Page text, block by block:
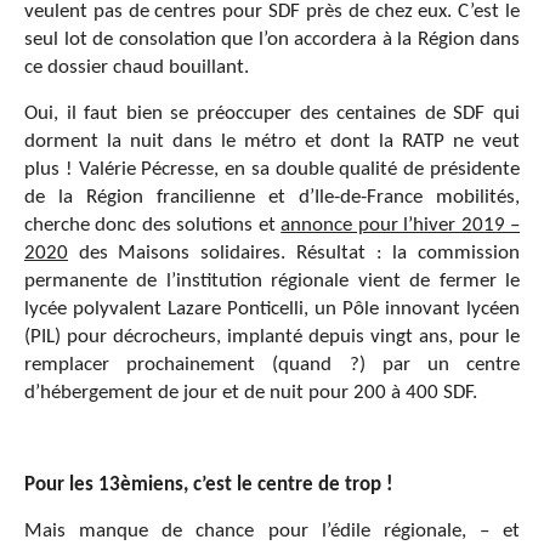
veulent pas de centres pour SDF près de chez eux. C’est le
seul lot de consolation que l’on accordera à la Région dans
ce dossier chaud bouillant.
Oui, il faut bien se préoccuper des centaines de SDF qui
dorment la nuit dans le métro et dont la RATP ne veut
plus ! Valérie Pécresse, en sa double qualité de présidente
de la Région francilienne et d’Ile-de-France mobilités,
cherche donc des solutions etannonce pour l’hiver 2019 –
2020 des Maisons solidaires. Résultat : la commission
permanente de l’institution régionale vient de fermer le
lycée polyvalent Lazare Ponticelli, un Pôle innovant lycéen
(PIL) pour décrocheurs, implanté depuis vingt ans, pour le
remplacer prochainement (quand ?) par un centre
d’hébergement de jour et de nuit pour 200 à 400 SDF.
Pour les 13èmiens, c’est le centre de trop !
Mais manque de chance pour l’édile régionale, – et